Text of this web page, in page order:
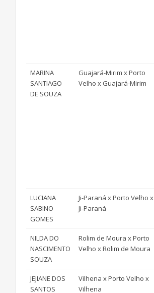
MARINA
SANTIAGO
DE SOUZA
Guajará-Mirim x Porto
Velho x Guajará-Mirim
LUCIANA
SABINO
GOMES
Ji-Paraná x Porto Velho x
Ji-Paraná
NILDA DO
NASCIMENTO
SOUZA
Rolim de Moura x Porto
Velho x Rolim de Moura
JEJIANE DOS
SANTOS
Vilhena x Porto Velho x
Vilhena